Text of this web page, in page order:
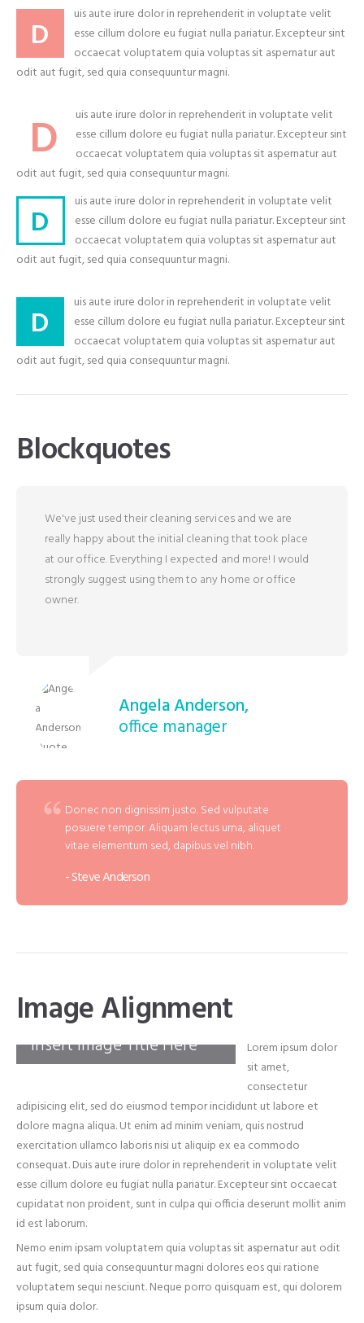
D
uis aute irure dolor in reprehenderit in voluptate velit
esse cillum dolore eu fugiat nulla pariatur. Excepteur sint
occaecat voluptatem quia voluptas sit aspernatur aut
odit aut fugit, sed quia consequuntur magni.
D
uis aute irure dolor in reprehenderit in voluptate velit
esse cillum dolore eu fugiat nulla pariatur. Excepteur sint
occaecat voluptatem quia voluptas sit aspernatur aut
odit aut fugit, sed quia consequuntur magni.
D
uis aute irure dolor in reprehenderit in voluptate velit
esse cillum dolore eu fugiat nulla pariatur. Excepteur sint
occaecat voluptatem quia voluptas sit aspernatur aut
odit aut fugit, sed quia consequuntur magni.
D
uis aute irure dolor in reprehenderit in voluptate velit
esse cillum dolore eu fugiat nulla pariatur. Excepteur sint
occaecat voluptatem quia voluptas sit aspernatur aut
odit aut fugit, sed quia consequuntur magni.
Blockquotes
We've just used their cleaning services and we are
really happy about the initial cleaning that took place
at our office. Everything I expected and more! I would
strongly suggest using them to any home or office
owner.
Angela Anderson,
office manager
Donec non dignissim justo. Sed vulputate
posuere tempor. Aliquam lectus urna, aliquet
vitae elementum sed, dapibus vel nibh.
Steve Anderson
Image Alignment
Insert Image Title Here
Lorem ipsum dolor
sit amet,
consectetur
adipisicing elit, sed do eiusmod tempor incididunt ut labore et
dolore magna aliqua. Ut enim ad minim veniam, quis nostrud
exercitation ullamco laboris nisi ut aliquip ex ea commodo
consequat. Duis aute irure dolor in reprehenderit in voluptate velit
esse cillum dolore eu fugiat nulla pariatur. Excepteur sint occaecat
cupidatat non proident, sunt in culpa qui officia deserunt mollit anim
id est laborum.
Nemo enim ipsam voluptatem quia voluptas sit aspernatur aut odit
aut fugit, sed quia consequuntur magni dolores eos qui ratione
voluptatem sequi nesciunt. Neque porro quisquam est, qui dolorem
ipsum quia dolor.